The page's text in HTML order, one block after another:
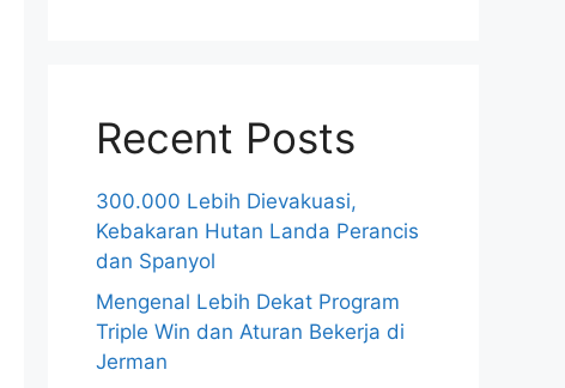
Recent Posts
300.000 Lebih Dievakuasi,
Kebakaran Hutan Landa Perancis
dan Spanyol
Mengenal Lebih Dekat Program
Triple Win dan Aturan Bekerja di
Jerman